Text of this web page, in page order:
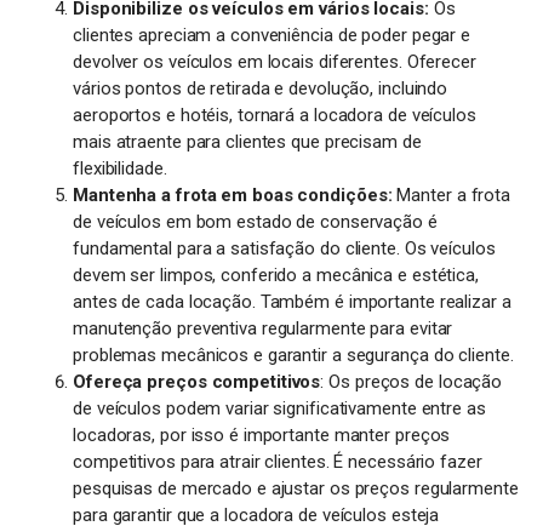
Disponibilize os veículos em vários locais: Os
clientes apreciam a conveniência de poder pegar e
devolver os veículos em locais diferentes. Oferecer
vários pontos de retirada e devolução, incluindo
aeroportos e hotéis, tornará a locadora de veículos
mais atraente para clientes que precisam de
flexibilidade.
Mantenha a frota em boas condições: Manter a frota
de veículos em bom estado de conservação é
fundamental para a satisfação do cliente. Os veículos
devem ser limpos, conferido a mecânica e estética,
antes de cada locação. Também é importante realizar a
manutenção preventiva regularmente para evitar
problemas mecânicos e garantir a segurança do cliente.
Ofereça preços competitivos: Os preços de locação
de veículos podem variar significativamente entre as
locadoras, por isso é importante manter preços
competitivos para atrair clientes. É necessário fazer
pesquisas de mercado e ajustar os preços regularmente
para garantir que a locadora de veículos esteja